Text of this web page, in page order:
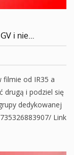
i nie…
filmie od IR35 a
drugą i podziel się
dedykowanej
Link